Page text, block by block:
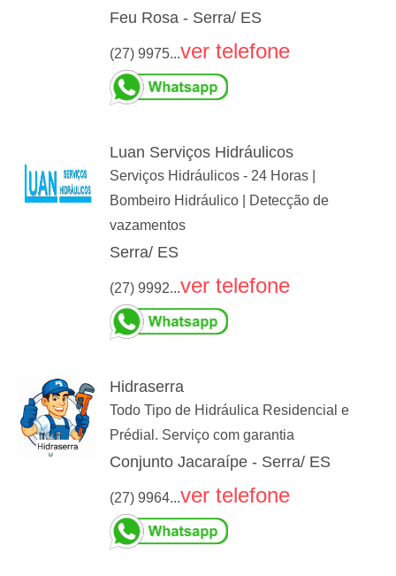
Feu Rosa - Serra/ ES
(27) 9975...ver telefone
Luan Serviços Hidráulicos
Serviços Hidráulicos - 24 Horas |
Bombeiro Hidráulico | Detecção de
vazamentos
Serra/ ES
(27) 9992...ver telefone
Hidraserra
Todo Tipo de Hidráulica Residencial e
Prédial. Serviço com garantia
Conjunto Jacaraípe - Serra/ ES
(27) 9964...ver telefone